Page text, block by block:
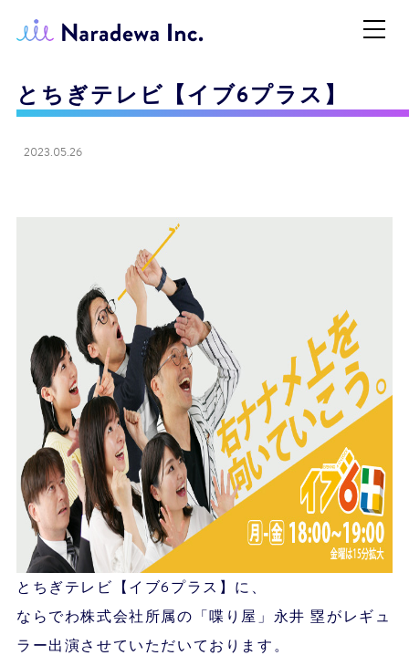
とちぎテレビ【イブ6プラス】
2023.05.26
とちぎテレビ【イブ6プラス】に、
ならでわ株式会社所属の「喋り屋」永井 塁がレギュ
ラー出演させていただいております。